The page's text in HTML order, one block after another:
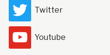
Twitter
Youtube